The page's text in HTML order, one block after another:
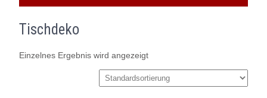
Tischdeko
Einzelnes Ergebnis wird angezeigt